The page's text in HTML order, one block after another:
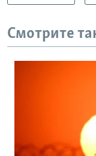
Смотрите